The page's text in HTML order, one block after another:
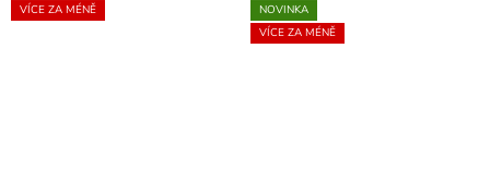
VÍCE ZA MÉNĚ
NOVINKA
VÍCE ZA MÉNĚ